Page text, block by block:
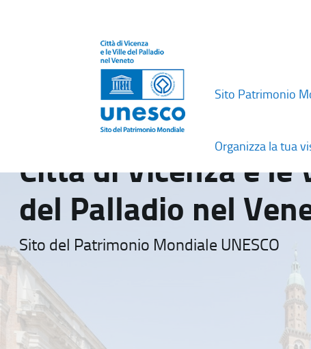
Sito Patrimonio
Organizza la tua
Città di Vicenza e le
del Palladio nel
Sito del Patrimonio Mondiale UNESCO